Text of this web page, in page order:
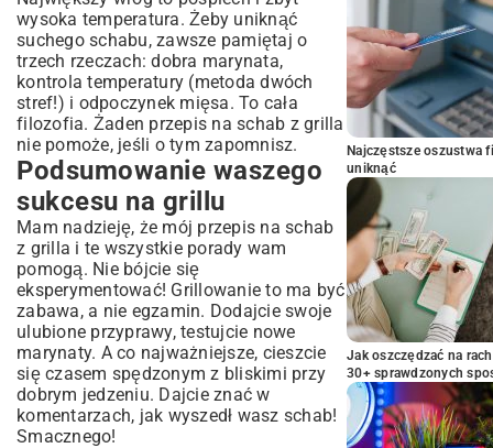
wysoka temperatura. Żeby uniknąć
suchego schabu, zawsze pamiętaj o
trzech rzeczach: dobra marynata,
kontrola temperatury (metoda dwóch
stref!) i odpoczynek mięsa. To cała
filozofia. Żaden przepis na schab z grilla
nie pomoże, jeśli o tym zapomnisz.
Podsumowanie waszego
sukcesu na grillu
Mam nadzieję, że mój przepis na schab
z grilla i te wszystkie porady wam
pomogą. Nie bójcie się
eksperymentować! Grillowanie to ma być
zabawa, a nie egzamin. Dodajcie swoje
ulubione przyprawy, testujcie nowe
marynaty. A co najważniejsze, cieszcie
się czasem spędzonym z bliskimi przy
dobrym jedzeniu. Dajcie znać w
komentarzach, jak wyszedł wasz schab!
Smacznego!
Najczęstsze oszustwa
uniknąć
Jak oszczędzać na
30+ sprawdzonych